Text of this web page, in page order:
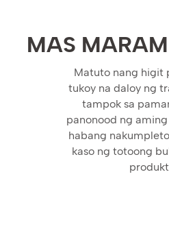
MAS
Matuto nang higit
tukoy na daloy ng
tampok sa
panonood ng
habang
kaso ng totoong